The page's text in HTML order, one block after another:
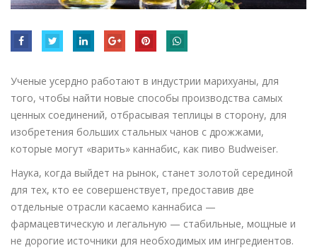
Ученые усердно работают в индустрии марихуаны, для
того, чтобы найти новые способы производства самых
ценных соединений, отбрасывая теплицы в сторону, для
изобретения больших стальных чанов с дрожжами,
которые могут «варить» каннабис, как пиво Budweiser.
Наука, когда выйдет на рынок, станет золотой серединой
для тех, кто ее совершенствует, предоставив две
отдельные отрасли касаемо каннабиса —
фармацевтическую и легальную — стабильные, мощные и
не дорогие источники для необходимых им ингредиентов.